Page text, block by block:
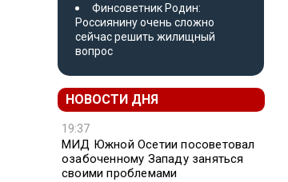
Финсоветник Родин:
Россиянину очень сложно
сейчас решить жилищный
вопрос
НОВОСТИ ДНЯ
19:37
МИД Южной Осетии посоветовал
озабоченному Западу заняться
своими проблемами